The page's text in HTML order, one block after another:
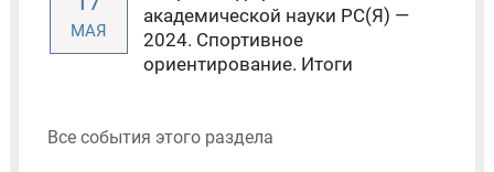
МАЯ
академической науки РС(Я) —
2024. Спортивное
ориентирование. Итоги
Все события этого раздела